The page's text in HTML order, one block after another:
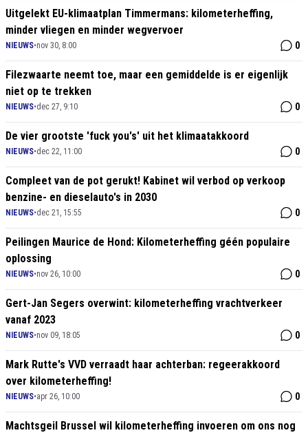
Uitgelekt EU-klimaatplan Timmermans: kilometerheffing,
minder vliegen en minder wegvervoer
NIEUWS•nov 30, 8:00 0
Filezwaarte neemt toe, maar een gemiddelde is er eigenlijk
niet op te trekken
NIEUWS•dec 27, 9:10 0
De vier grootste 'fuck you's' uit het klimaatakkoord
NIEUWS•dec 22, 11:00 0
Compleet van de pot gerukt! Kabinet wil verbod op verkoop
benzine- en dieselauto's in 2030
NIEUWS•dec 21, 15:55 0
Peilingen Maurice de Hond: Kilometerheffing géén populaire
oplossing
NIEUWS•nov 26, 10:00 0
Gert-Jan Segers overwint: kilometerheffing vrachtverkeer
vanaf 2023
NIEUWS•nov 09, 18:05 0
Mark Rutte's VVD verraadt haar achterban: regeerakkoord
over kilometerheffing!
NIEUWS•apr 26, 10:00 0
Machtsgeil Brussel wil kilometerheffing invoeren om ons nog